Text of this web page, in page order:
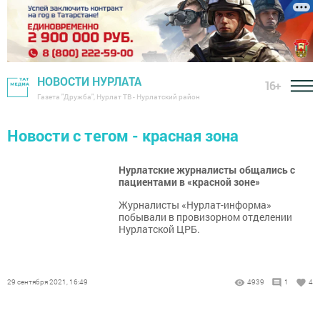
НОВОСТИ НУРЛАТА
Газета "Дружба", Нурлат ТВ - Нурлатский район
16+
Новости с тегом - красная зона
Нурлатские журналисты общались с
пациентами в «красной зоне»
Журналисты «Нурлат-информа»
побывали в провизорном отделении
Нурлатской ЦРБ.
29 сентября 2021, 16:49 4939 1 4